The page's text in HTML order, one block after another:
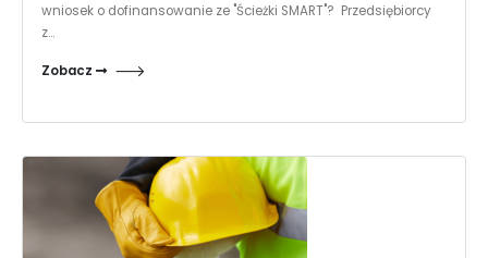
wniosek o dofinansowanie ze "Ścieżki SMART"? Przedsiębiorcy
z...
Zobacz